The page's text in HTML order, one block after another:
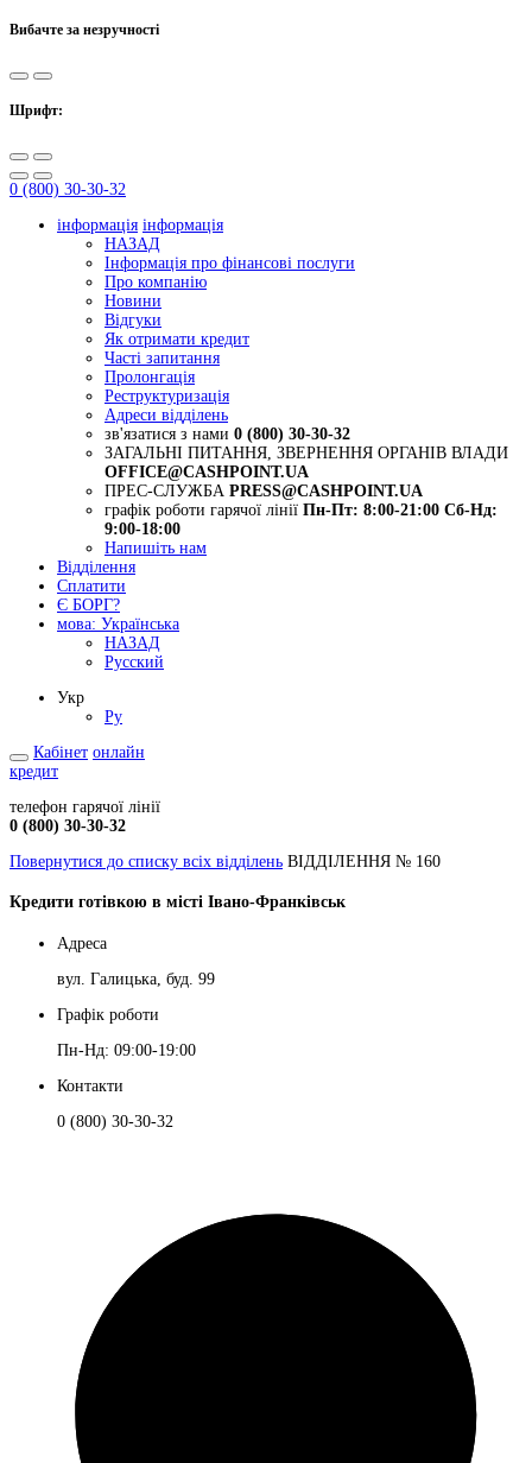
Вибачте за незручності
Шрифт:
0 (800) 30-30-32
інформація інформація
НАЗАД
Інформація про фінансові послуги
Про компанію
Новини
Відгуки
Як отримати кредит
Часті запитання
Пролонгація
Реструктуризація
Адреси відділень
зв'язатися з нами 0 (800) 30-30-32
ЗАГАЛЬНІ ПИТАННЯ, ЗВЕРНЕННЯ ОРГАНІВ ВЛАДИ
OFFICE@CASHPOINT.UA
ПРЕС-СЛУЖБА PRESS@CASHPOINT.UA
графік роботи гарячої лінії Пн-Пт: 8:00-21:00 Сб-Нд:
9:00-18:00
Напишіть нам
Відділення
Сплатити
Є БОРГ?
мова: Українська
НАЗАД
Русский
Укр
Ру
Кабінет онлайн
кредит
телефон гарячої лінії
0 (800) 30-30-32
Повернутися до списку всіх відділень ВІДДІЛЕННЯ № 160
Кредити готівкою в місті Івано-Франківськ
Адреса
вул. Галицька, буд. 99
Графік роботи
Пн-Нд: 09:00-19:00
Контакти
0 (800) 30-30-32